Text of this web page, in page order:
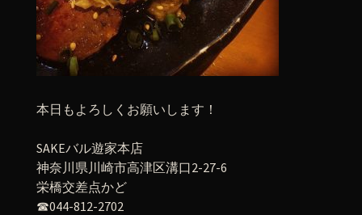
本日もよろしくお願いします！
SAKEバル遊家本店
神奈川県川崎市高津区溝口2-27-6
栄橋交差点かど
☎︎044-812-2702